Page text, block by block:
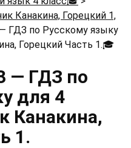
Канакина, Горецкий 1,
ГДЗ по Русскому языку
Горецкий Часть 1.🎓
— ГДЗ по
для 4
Канакина,
1.